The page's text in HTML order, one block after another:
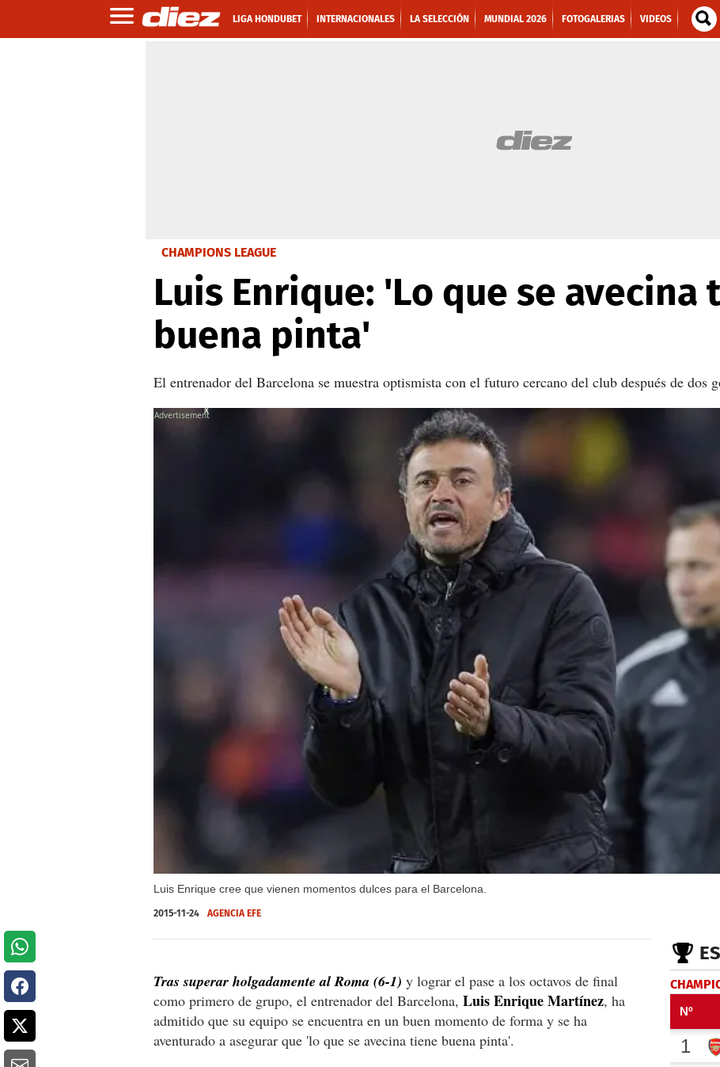
LIGA HONDUBET INTERNACIONALES LA SELECCIÓN MUNDIAL 2026 FOTOGALERIAS VIDEOS
CHAMPIONS LEAGUE
Luis Enrique: 'Lo que se avecina
buena pinta'
El entrenador del Barcelona se muestra optismista con el futuro cercano del club después de dos
Luis Enrique cree que vienen momentos dulces para el Barcelona.
X
2015-11-24 AGENCIA EFE
Tras superar holgadamente al Roma (6-1) y lograr el pase a los octavos de final
como primero de grupo, el entrenador del Barcelona, Luis Enrique Martínez, ha
admitido que su equipo se encuentra en un buen momento de forma y se ha
aventurado a asegurar que 'lo que se avecina tiene buena pinta'.